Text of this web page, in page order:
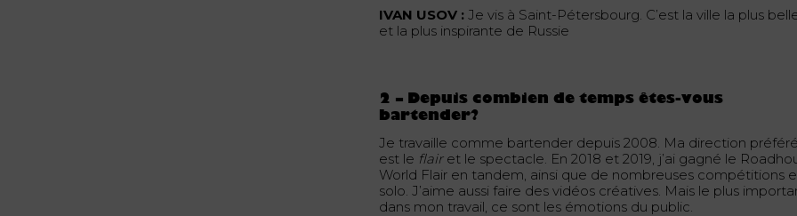
IVAN USOV : Je vis à Saint-Pétersbourg. C’est la ville la plus
et la plus inspirante de Russie
2 – Depuis combien de temps êtes-vous
bartender?
Je travaille comme bartender depuis 2008. Ma direction
est le flair et le spectacle. En 2018 et 2019, j’ai gagné le
World Flair en tandem, ainsi que de nombreuses compétitions
solo. J’aime aussi faire des vidéos créatives. Mais le plus
dans mon travail, ce sont les émotions du public.